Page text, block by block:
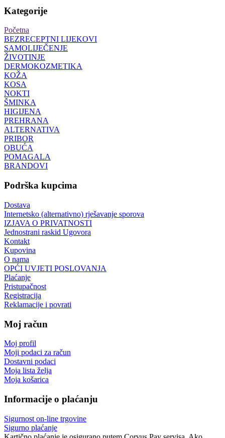
Kategorije
Početna
BEZRECEPTNI LIJEKOVI
SAMOLIJEČENJE
ŽIVOTINJE
DERMOKOZMETIKA
KOŽA
KOSA
NOKTI
ŠMINKA
HIGIJENA
PREHRANA
ALTERNATIVA
PRIBOR
OBUĆA
POMAGALA
BRANDOVI
Podrška kupcima
Dostava
Internetsko (alternativno) rješavanje sporova
IZJAVA O PRIVATNOSTI
Jednostrani raskid Ugovora
Kontakt
Kupovina
O nama
OPĆI UVJETI POSLOVANJA
Plaćanje
Pristupačnost
Registracija
Reklamacije i povrati
Moj račun
Moj profil
Moji podaci za račun
Dostavni podaci
Moja lista želja
Moja košarica
Informacije o plaćanju
Sigurnost on-line trgovine
Sigurno plaćanje